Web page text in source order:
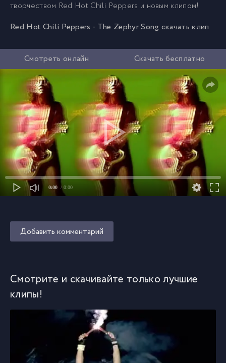
творчеством Red Hot Chili Peppers и новым клипом!
Red Hot Chili Peppers - The Zephyr Song скачать клип
Смотреть онлайн Скачать бесплатно
0:00 / 0:00
Добавить комментарий
Смотрите и скачивайте только лучшие
клипы!